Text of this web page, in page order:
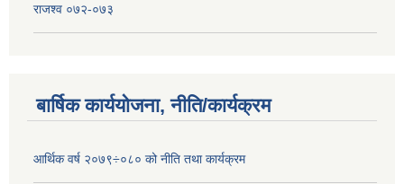
राजश्व ०७२-०७३
बार्षिक कार्ययोजना, नीति/कार्यक्रम
आर्थिक वर्ष २०७९÷०८० को नीति तथा कार्यक्रम